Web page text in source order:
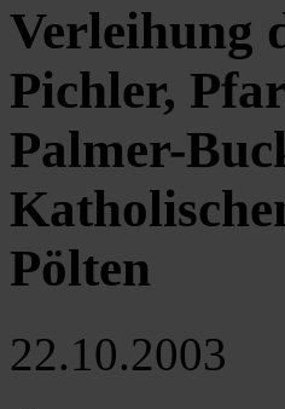
Verleihung
Pichler,
Palmer-
Pölten
22.10.2003